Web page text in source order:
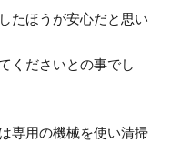
たほうが安心だと思い
くださいとの事でし
専用の機械を使い清掃